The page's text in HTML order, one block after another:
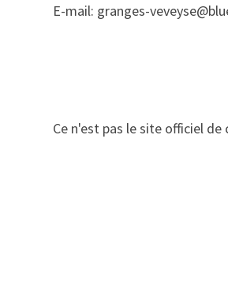
E-mail: granges-
Ce n'est pas le site officiel de